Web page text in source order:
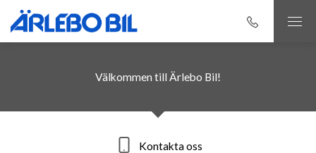
Välkommen till Ärlebo Bil!
Kontakta oss